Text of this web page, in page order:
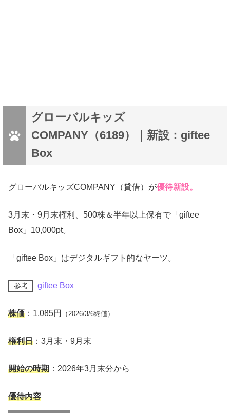
グローバルキッズ
COMPANY（6189）｜新設：giftee
Box
グローバルキッズCOMPANY（貸借）が優待新設。
3月末・9月末権利、500株＆半年以上保有で「giftee
Box」10,000pt。
「giftee Box」はデジタルギフト的なヤーツ。
参考 giftee Box
株価 ：1,085円 （2026/3/6終値）
権利日 ：3月末・9月末
開始の時期 ：2026年3月末分から
優待内容